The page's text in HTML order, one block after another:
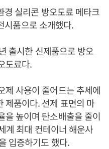
경 실리콘 방오도료 메타크
시품으로 소개했다.
출시한 신제품으로 방오
도료다.
제 사용이 줄어드는 추세에
제품이다. 선제 표면의 마
을 높이며 탄소배출을 줄이
계 최대 컨테이너 해운사
입증하기도 했다.